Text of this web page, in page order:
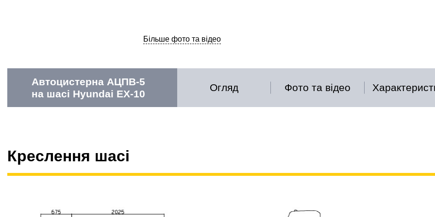
Більше фото та відео
Автоцистерна АЦПВ-5
на шасі Hyundai EX-10
Огляд Фото та відео
Креслення шасі